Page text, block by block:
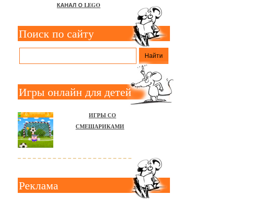
КАНАЛ О LEGO
Поиск по сайту
Игры онлайн для детей
ИГРЫ СО
СМЕШАРИКАМИ
Реклама